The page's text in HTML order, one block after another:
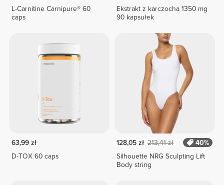
L-Carnitine Carnipure® 60
caps
Ekstrakt z karczocha 1350 mg
90 kapsułek
63,99 zł
D-TOX 60 caps
128,05 zł 213,41 zł
40%
Silhouette NRG Sculpting Lift
Body string